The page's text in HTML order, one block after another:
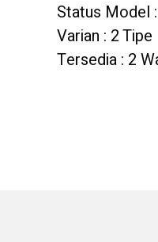
Status Model
Varian : 2 Tipe
Tersedia : 2